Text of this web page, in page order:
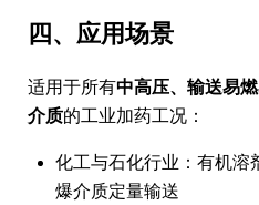
四、应用场景
适用于所有中高压、输送易
介质的工业加药工况：
化工与石化行业：有机溶
爆介质定量输送